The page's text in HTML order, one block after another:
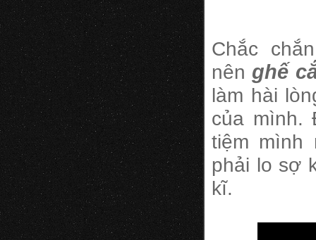
Chắc
nên ghế
làm hài
của mình.
tiệm mình
phải lo sợ
kĩ.